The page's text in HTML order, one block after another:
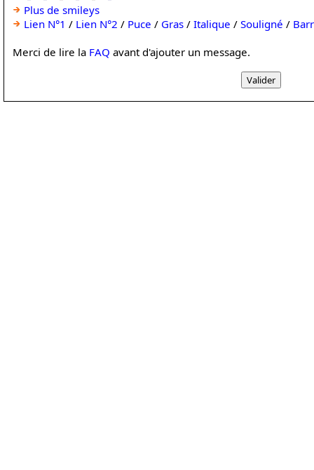
Plus de smileys
Lien N°1 / Lien N°2 / Puce / Gras / Italique / Souligné /
Merci de lire la FAQ avant d'ajouter un message.